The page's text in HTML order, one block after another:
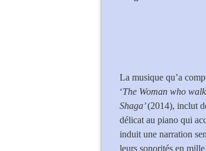
La musique qu’a
‘The Woman who
Shaga’(2014), inclut
délicat au piano qui
induit une narration
leurs sonorités en